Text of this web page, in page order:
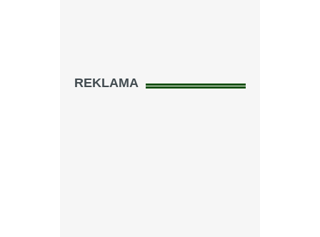
REKLAMA